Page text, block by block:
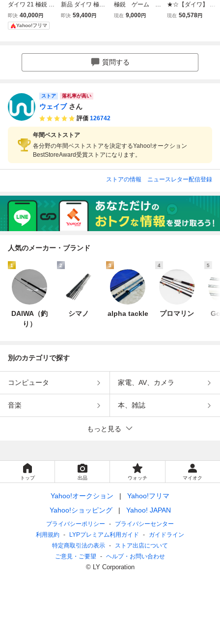
ダイワ 21 極鋭 ラ
イトアジ 165テク
即決 40,000円
Yahoo!フリマ
新品 ダイワ 極鋭 L
G 73MH-185 タチ
カサゴ・イサキ・
マダイ・トラフグ
即決 59,400円
極鋭 ゲーム 18
0 テク ダイワ
現在 9,000円
★☆【ダイワ】 2
5極鋭 LGライトゲ
現在 50,578円
質問する
ストア 落札率が高い
ウェイブ さん
評価 126742
年間ベストストア
各分野の年間ベストストアを決定するYahoo!オークション
BestStoreAward受賞ストアになります。
ストアの情報 ニュースレター配信登録
人気のメーカー・ブランド
1
DAIWA（釣
り）
2
シマノ
3
alpha tackle
4
プロマリン
5
別のカテゴリで探す
コンピュータ 家電、AV、カメラ
音楽 本、雑誌
もっと見る
トップ 出品 ウォッチ マイオク
Yahoo!オークション
Yahoo!フリマ
Yahoo!ショッピング
Yahoo! JAPAN
プライバシーポリシー
プライバシーセンター
利用規約
LYPプレミアム利用ガイド
ガイドライン
特定商取引法の表示
ストア出店について
ご意見・ご要望
ヘルプ・お問い合わせ
© LY Corporation